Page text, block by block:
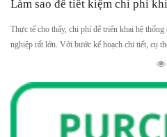
Làm sao để tiết kiệm chi phí
Thực tế cho thấy, chi phí để triển khai hệ
nghiệp rất lớn. Với bước kế hoạch chi tiết, cụ